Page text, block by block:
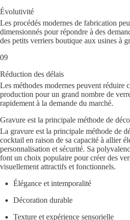
Évolutivité
Les procédés modernes de fabrication
dimensionnés pour répondre à des
des petits verriers boutique aux usines à
09
Réduction des délais
Les méthodes modernes peuvent réduire
production pour un grand nombre de
rapidement à la demande du marché.
Gravure est la principale méthode de
La gravure est la principale méthode de
cocktail en raison de sa capacité à allier
personnalisation et sécurité. Sa
font un choix populaire pour créer des
visuellement attractifs et fonctionnels.
Élégance et intemporalité
Décoration durable
Texture et expérience sensorielle